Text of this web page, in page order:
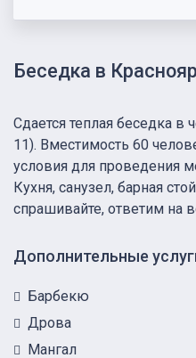
Беседка в
Сдается теплая беседка в
11). Вместимость 60
условия для проведения
Кухня, санузел, барная
спрашивайте, ответим на
Дополнительные
Барбекю
Дрова
Мангал